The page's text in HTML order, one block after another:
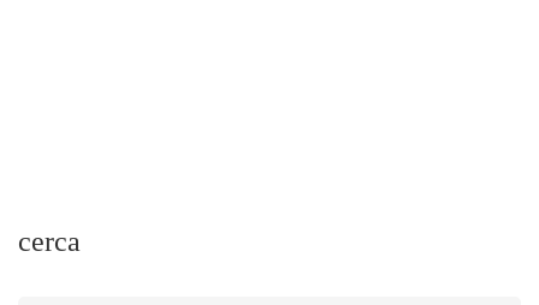
cerca